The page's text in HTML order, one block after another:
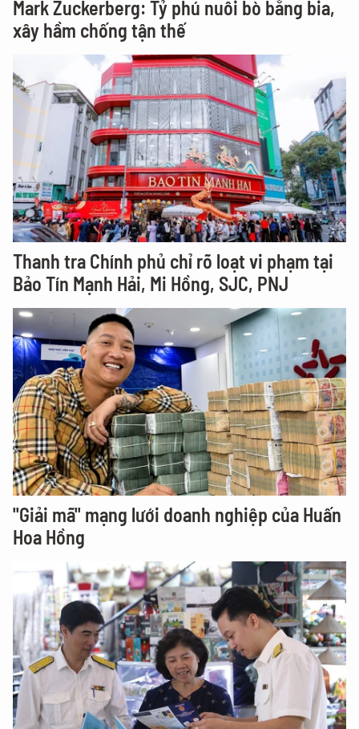
Mark Zuckerberg: Tỷ phú nuôi bò bằng bia,
xây hầm chống tận thế
Thanh tra Chính phủ chỉ rõ loạt vi phạm tại
Bảo Tín Mạnh Hải, Mi Hồng, SJC, PNJ
"Giải mã" mạng lưới doanh nghiệp của Huấn
Hoa Hồng